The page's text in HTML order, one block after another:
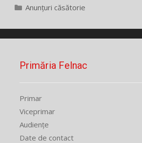
Categorii
Anunțuri căsătorie
Primăria Felnac
Primar
Viceprimar
Audiențe
Date de contact